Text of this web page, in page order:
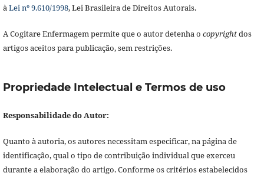
àLei nº 9.610/1998, Lei Brasileira de Direitos Autorais.
A Cogitare Enfermagem permite que o autor detenha o copyrightdos
artigos aceitos para publicação, sem restrições.
Propriedade Intelectual e Termos de uso
Responsabilidade do Autor:
Quanto à autoria, os autores necessitam especificar, na página de
identificação, qual o tipo de contribuição individual que exerceu
durante a elaboração do artigo. Conforme os critérios estabelecidos